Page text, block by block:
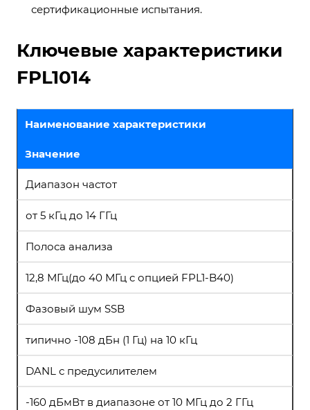
сертификационные испытания.
Ключевые характеристики
FPL1014
Наименование характеристики
Значение
Диапазон частот
от 5 кГц до 14 ГГц
Полоса анализа
12,8 МГц(до 40 МГц c опцией FPL1-B40)
Фазовый шум SSB
типично -108 дБн (1 Гц) на 10 кГц
DANL с предусилителем
-160 дБмВт в диапазоне от 10 МГц до 2 ГГц